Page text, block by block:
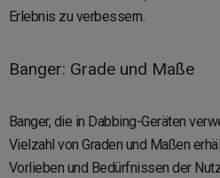
Erlebnis zu verbessern.
Banger: Grade und Maße
Banger, die in Dabbing-Geräten
Vielzahl von Graden und Maßen
Vorlieben und Bedürfnissen der